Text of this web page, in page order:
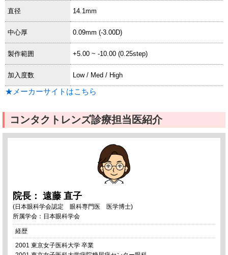
直径 14.1mm
中心厚 0.09mm (-3.00D)
製作範囲 +5.00 ~ -10.00 (0.25step)
加入度数 Low / Med / High
★メーカーサイトはこちら
コンタクトレンズ診療担当医紹介
院長： 遠藤 直子
(日本眼科学会認定 眼科専門医 医学博士)
所属学会：日本眼科学会
経歴
2001 東京女子医科大学 卒業